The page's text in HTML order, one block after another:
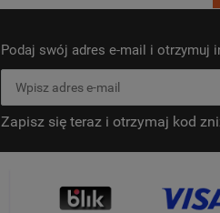
Podaj swój adres e-mail i otrzymuj
Zapisz się teraz i otrzymaj kod